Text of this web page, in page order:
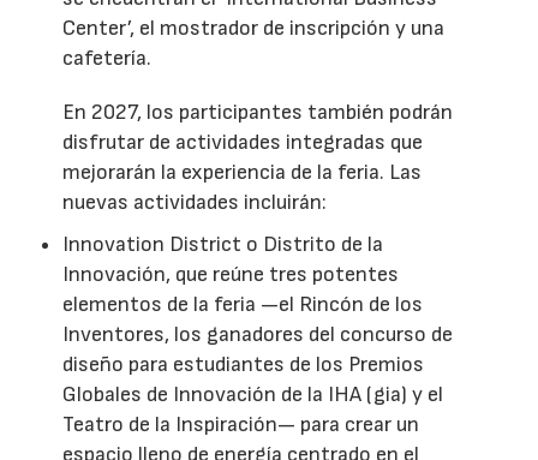
Center’, el mostrador de inscripción y una
cafetería.
En 2027, los participantes también podrán
disfrutar de actividades integradas que
mejorarán la experiencia de la feria. Las
nuevas actividades incluirán:
Innovation District o Distrito de la
Innovación, que reúne tres potentes
elementos de la feria —el Rincón de los
Inventores, los ganadores del concurso de
diseño para estudiantes de los Premios
Globales de Innovación de la IHA (gia) y el
Teatro de la Inspiración— para crear un
espacio lleno de energía centrado en el